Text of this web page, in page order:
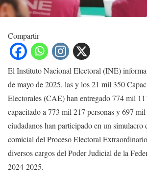
Compartir
El Instituto Nacional Electoral (INE)
de mayo de 2025, las y los 21 mil 350
Electorales (CAE) han entregado 774 mil
capacitado a 773 mil 217 personas y 697
ciudadanos han participado en un simulacro
comicial del Proceso Electoral
diversos cargos del Poder Judicial de la
2024-2025.